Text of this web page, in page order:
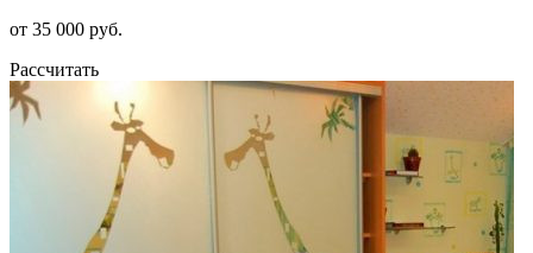
от 35 000 руб.
Рассчитать